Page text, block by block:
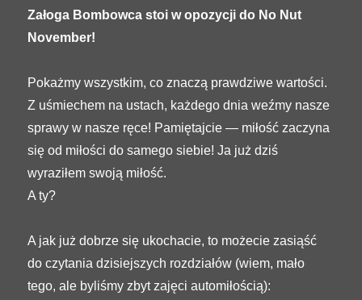
Załoga Bombowca stoi w opozycji do No Nut
November!
Pokażmy wszystkim, co znaczą prawdziwe wartości.
Z uśmiechem na ustach, każdego dnia weźmy nasze
sprawy w nasze ręce! Pamiętajcie — miłość zaczyna
się od miłości do samego siebie! Ja już dziś
wyraziłem swoją miłość.
A ty?
A jak już dobrze się ukochacie, to możecie zasiąść
do czytania dzisiejszych rozdziałów (wiem, mało
tego, ale byliśmy zbyt zajęci automiłością):